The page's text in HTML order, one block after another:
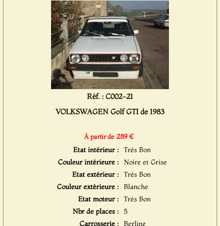
Réf. : C002-21
VOLKSWAGEN Golf GTI de 1983
À partir de 289 €
Etat intérieur : Très Bon
Couleur intérieure : Noire et Grise
Etat extérieur : Très Bon
Couleur extérieure : Blanche
Etat moteur : Très Bon
Nbr de places : 5
Carrosserie : Berline